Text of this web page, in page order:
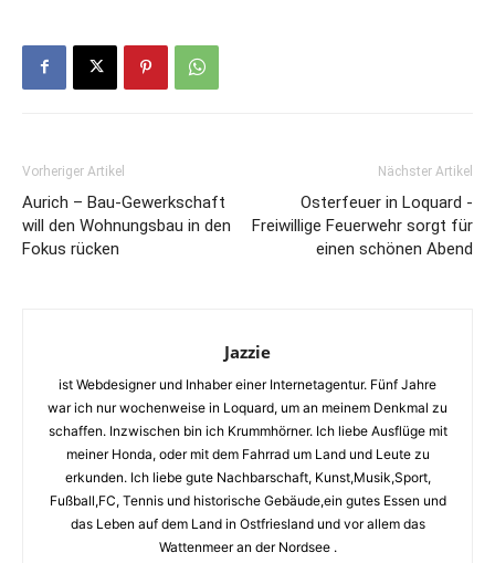
Vorheriger Artikel
Aurich – Bau-Gewerkschaft
will den Wohnungsbau in den
Fokus rücken
Nächster Artikel
Osterfeuer in Loquard -
Freiwillige Feuerwehr sorgt für
einen schönen Abend
Jazzie
ist Webdesigner und Inhaber einer Internetagentur. Fünf Jahre
war ich nur wochenweise in Loquard, um an meinem Denkmal zu
schaffen. Inzwischen bin ich Krummhörner. Ich liebe Ausflüge mit
meiner Honda, oder mit dem Fahrrad um Land und Leute zu
erkunden. Ich liebe gute Nachbarschaft, Kunst,Musik,Sport,
Fußball,FC, Tennis und historische Gebäude,ein gutes Essen und
das Leben auf dem Land in Ostfriesland und vor allem das
Wattenmeer an der Nordsee .